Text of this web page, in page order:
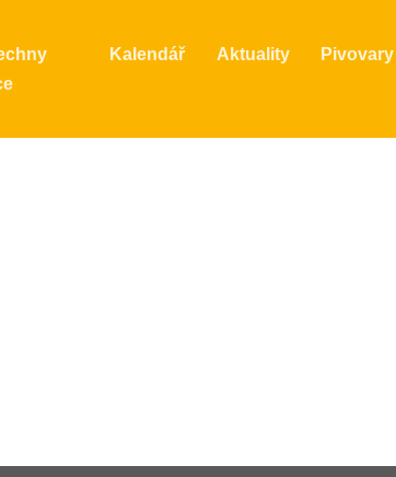
Kalendář Aktuality Pivovary